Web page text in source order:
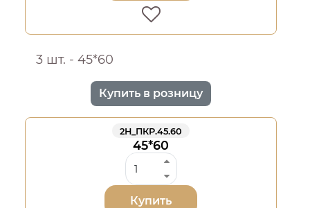
3 шт. - 45*60
Купить в розницу
2Н_ПКР.45.60
45*60
Купить